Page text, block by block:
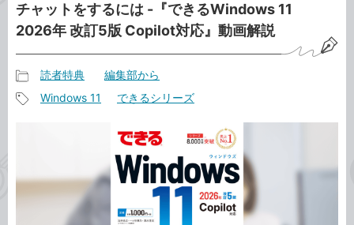
チャットをするには -『できるWindows 11
2026年 改訂5版 Copilot対応』動画解説
事
リ
読者特典 編集部から
Windows 11 できるシリーズ